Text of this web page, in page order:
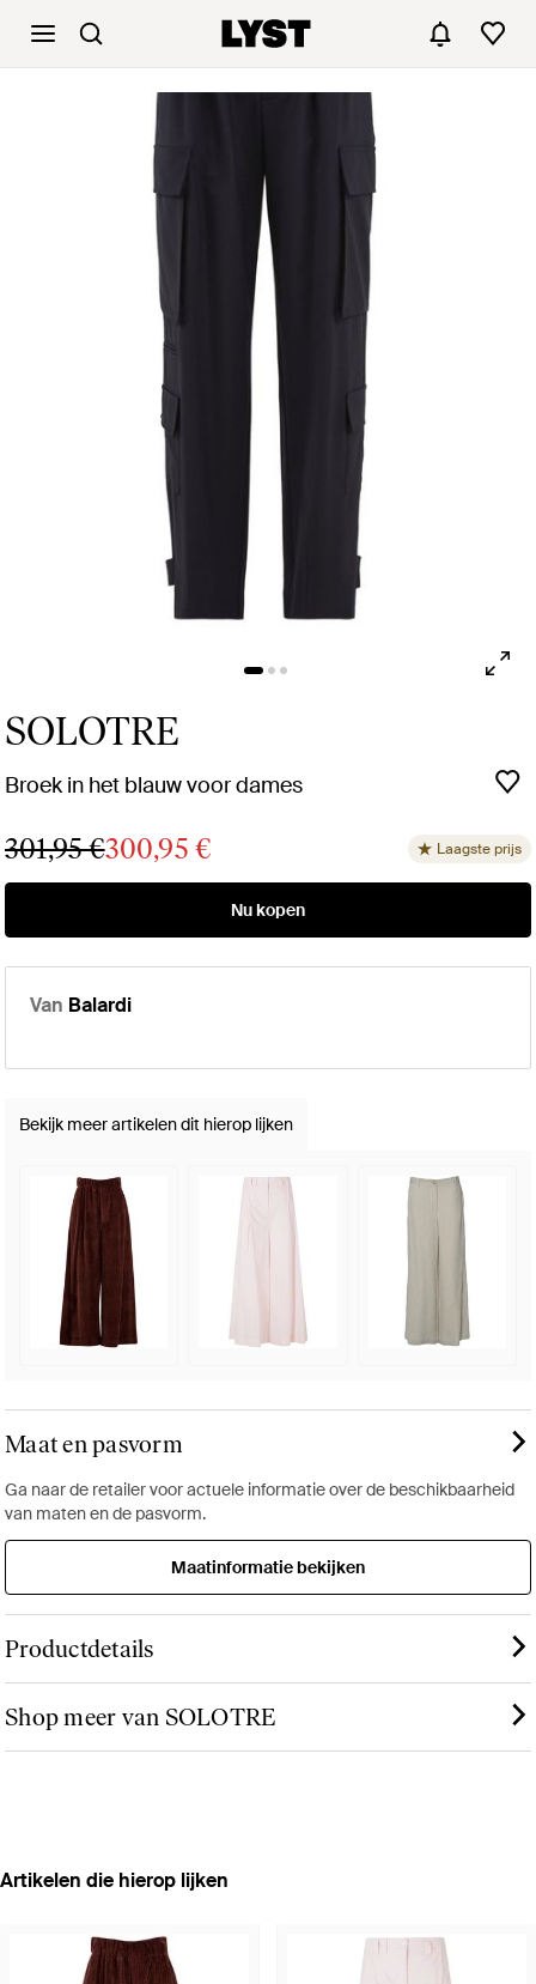
SOLOTRE
Broek in het blauw voor dames
301,95 €300,95 € Laagste prijs
Nu kopen
Van Balardi
Bekijk meer artikelen dit hierop lijken
Maat en pasvorm
Ga naar de retailer voor actuele informatie over de beschikbaarheid
van maten en de pasvorm.
Maatinformatie bekijken
Productdetails
Shop meer van SOLOTRE
Artikelen die hierop lijken